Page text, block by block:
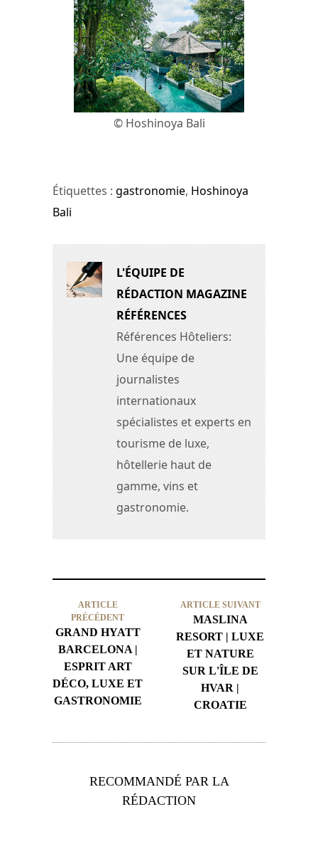
© Hoshinoya Bali
Étiquettes : gastronomie, Hoshinoya
Bali
L'ÉQUIPE DE
RÉDACTION MAGAZINE
RÉFÉRENCES
Références Hôteliers:
Une équipe de
journalistes
internationaux
spécialistes et experts en
tourisme de luxe,
hôtellerie haut de
gamme, vins et
gastronomie.
ARTICLE
PRÉCÉDENT
GRAND HYATT
BARCELONA |
ESPRIT ART
DÉCO, LUXE ET
GASTRONOMIE
ARTICLE SUIVANT
MASLINA
RESORT | LUXE
ET NATURE
SUR L'ÎLE DE
HVAR |
CROATIE
RECOMMANDÉ PAR LA
RÉDACTION